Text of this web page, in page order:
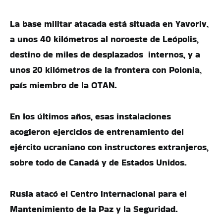
La base militar atacada está situada en Yavoriv,
a unos 40 kilómetros al noroeste de Leópolis,
destino de miles de desplazados internos, y a
unos 20 kilómetros de la frontera con Polonia,
país miembro de la OTAN.
En los últimos años, esas instalaciones
acogieron ejercicios de entrenamiento del
ejército ucraniano con instructores extranjeros,
sobre todo de Canadá y de Estados Unidos.
Rusia atacó el Centro internacional para el
Mantenimiento de la Paz y la Seguridad.